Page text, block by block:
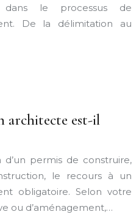
le processus de
De la délimitation au
architecte est-il
permis de construire,
le recours à un
obligatoire. Selon votre
ou d’aménagement,…